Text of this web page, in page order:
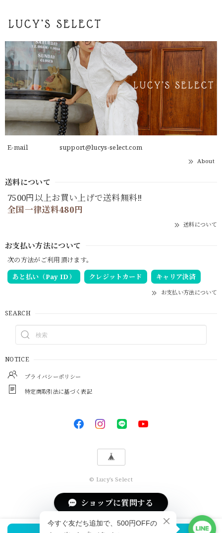
E-mail support@lucys-select.com
About
送料について
7500円以上お買い上げで送料無料‼
全国一律送料480円
送料について
お支払い方法について
次の方法がご利用頂けます。
あと払い（Pay ID）
クレジットカード キャリア決済
お支払い方法について
SEARCH
NOTICE
プライバシーポリシー
特定商取引法に基づく表記
© Lucy's Select
ショップに質問する